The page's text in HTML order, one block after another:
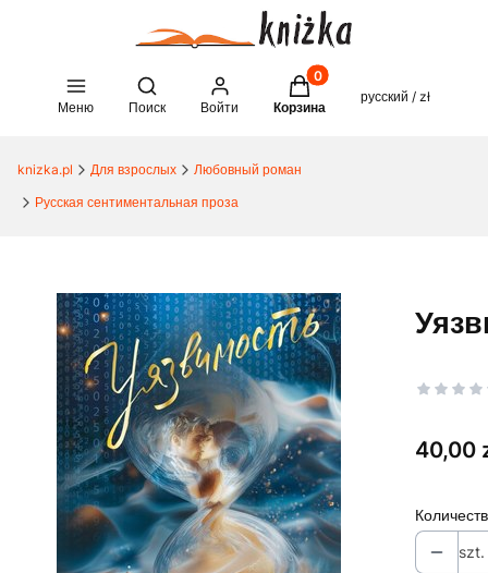
Меню
Open search engine
Поиск Войти
Товары в корзине: 0.
Корзина
русский / zł
knizka.pl Для взрослых
Любовный роман
Русская сентиментальная проза
Цена
40,00
szt.